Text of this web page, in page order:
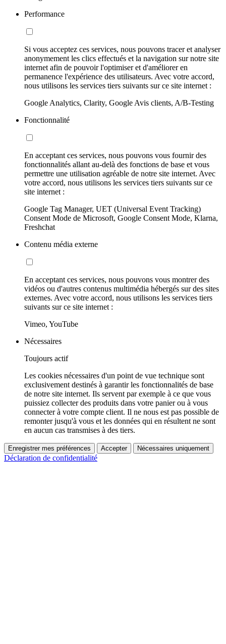
Performance
Si vous acceptez ces services, nous pouvons tracer et analyser
anonymement les clics effectués et la navigation sur notre site
internet afin de pouvoir l'optimiser et d'améliorer en
permanence l'expérience des utilisateurs. Avec votre accord,
nous utilisons les services tiers suivants sur ce site internet :
Google Analytics, Clarity, Google Avis clients, A/B-Testing
Fonctionnalité
En acceptant ces services, nous pouvons vous fournir des
fonctionnalités allant au-delà des fonctions de base et vous
permettre une utilisation agréable de notre site internet. Avec
votre accord, nous utilisons les services tiers suivants sur ce
site internet :
Google Tag Manager, UET (Universal Event Tracking)
Consent Mode de Microsoft, Google Consent Mode, Klarna,
Freshchat
Contenu média externe
En acceptant ces services, nous pouvons vous montrer des
vidéos ou d'autres contenus multimédia hébergés sur des sites
externes. Avec votre accord, nous utilisons les services tiers
suivants sur ce site internet :
Vimeo, YouTube
Nécessaires
Toujours actif
Les cookies nécessaires d'un point de vue technique sont
exclusivement destinés à garantir les fonctionnalités de base
de notre site internet. Ils servent par exemple à ce que vous
puissiez collecter des produits dans votre panier ou à vous
connecter à votre compte client. Il ne nous est pas possible de
remonter jusqu'à vous et les données qui en résultent ne sont
en aucun cas transmises à des tiers.
Enregistrer mes préférences Accepter Nécessaires uniquement
Déclaration de confidentialité